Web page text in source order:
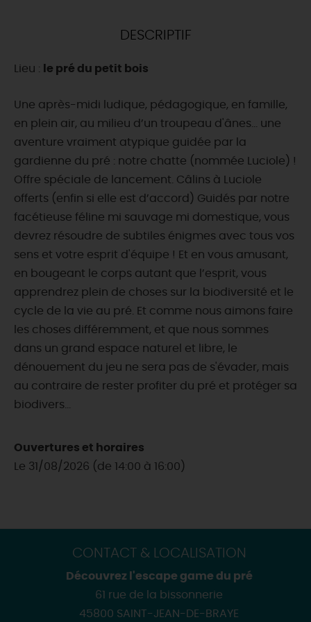
DEMAIN
CETTE SEMAINE
TOUT L'AGENDA
DESCRIPTIF
Lieu : le pré du petit bois
Une après-midi ludique, pédagogique, en famille,
en plein air, au milieu d’un troupeau d'ânes… une
aventure vraiment atypique guidée par la
gardienne du pré : notre chatte (nommée Luciole) !
Offre spéciale de lancement. Câlins à Luciole
offerts (enfin si elle est d’accord) Guidés par notre
facétieuse féline mi sauvage mi domestique, vous
devrez résoudre de subtiles énigmes avec tous vos
sens et votre esprit d'équipe ! Et en vous amusant,
en bougeant le corps autant que l’esprit, vous
apprendrez plein de choses sur la biodiversité et le
cycle de la vie au pré. Et comme nous aimons faire
les choses différemment, et que nous sommes
dans un grand espace naturel et libre, le
dénouement du jeu ne sera pas de s'évader, mais
au contraire de rester profiter du pré et protéger sa
biodivers...
Ouvertures et horaires
Le 31/08/2026 (de 14:00 à 16:00)
CONTACT & LOCALISATION
Découvrez l'escape game du pré
61 rue de la bissonnerie
45800 SAINT-JEAN-DE-BRAYE